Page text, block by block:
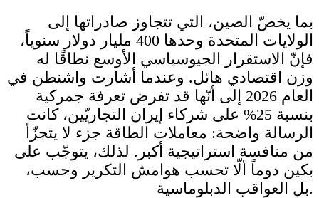
بما يخصّ الصين، التي تتجاوز صادراتها إلى
الولايات المتحدة وحدها 400 مليار دولار سنوياً،
فإنّ الاستقرار الجيوسياسي الأوسع نطاقًا له
وزن اقتصادي هائل. وعندما أشارت واشنطن في
العام 2026 إلى أنّها قد تفرض تعرفة جمركية
بنسبة 25% على شركاء إيران التجاريّين، كانت
الرسالة واضحة: معاملات الطاقة جزء لا يتجزّأ
من منافسة استراتيجية أكبر. لذلك، يتوجّب على
بكين دوماً ألّا تحسب هوامش التكرير وحسب،
بل العواقب الدبلوماسية.